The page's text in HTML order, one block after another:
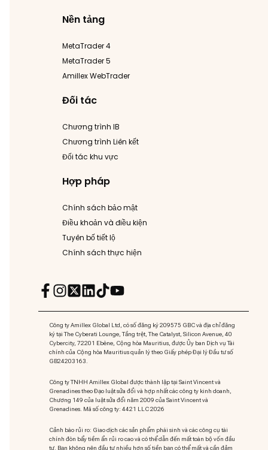
Nền tảng
MetaTrader 4
MetaTrader 5
Amillex WebTrader
Đối tác
Chương trình IB
Chương trình Liên kết
Đối tác khu vực
Hợp pháp
Chính sách bảo mật
Điều khoản và điều kiện
Tuyên bố tiết lộ
Chính sách thực hiện
Công ty Amillex Global Ltd, có số đăng ký 209575 GBC và địa chỉ đăng
ký tại The Cyberati Lounge, Tầng trệt, The Catalyst, Silicon Avenue, 40
Cybercity, 72201 Ebène, Cộng hòa Mauritius, được Ủy ban Dịch vụ Tài
chính của Cộng hòa Mauritius quản lý theo Giấy phép Đại lý Đầu tư số
GB24203163.
Công ty TNHH Amillex Global được thành lập tại Saint Vincent và
Grenadines theo Đạo luật sửa đổi và hợp nhất các công ty kinh doanh,
Chương 149 của luật sửa đổi năm 2009 của Saint Vincent và
Grenadines. Mã số công ty: 4421 LLC 2026
Cảnh báo rủi ro: Giao dịch các sản phẩm phái sinh và các công cụ tài
chính đòn bẩy tiềm ẩn rủi ro cao và có thể dẫn đến mất toàn bộ vốn đầu
tư. Bạn không nên đầu tư nhiều hơn số tiền bạn có thể mất và cần đảm